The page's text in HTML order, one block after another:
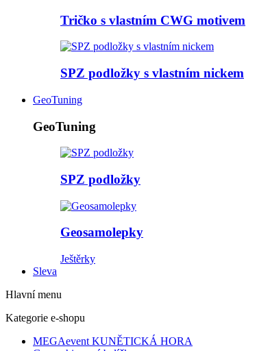
Tričko s vlastním CWG motivem
SPZ podložky s vlastním nickem
GeoTuning
GeoTuning
SPZ podložky
Geosamolepky
Ještěrky
Sleva
Hlavní menu
Kategorie e-shopu
MEGAevent KUNĚTICKÁ HORA